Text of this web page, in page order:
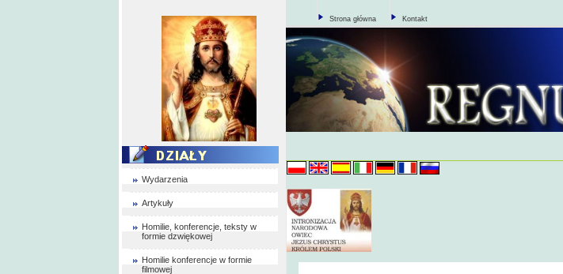
Wydarzenia
Artykuły
Homilie, konferencje, teksty w
formie dzwiękowej
Homilie konferencje w formie
filmowej
Strona główna Kontakt